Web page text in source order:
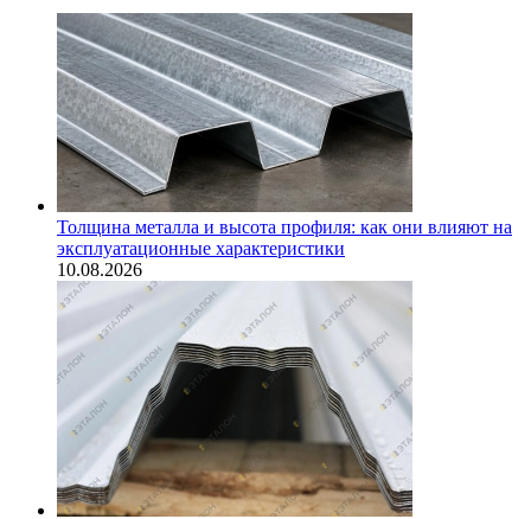
Толщина металла и высота профиля: как они влияют на
эксплуатационные характеристики
10.08.2026